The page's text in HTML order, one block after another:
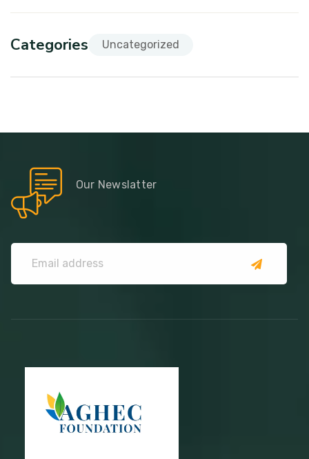
Categories Uncategorized
Our Newslatter